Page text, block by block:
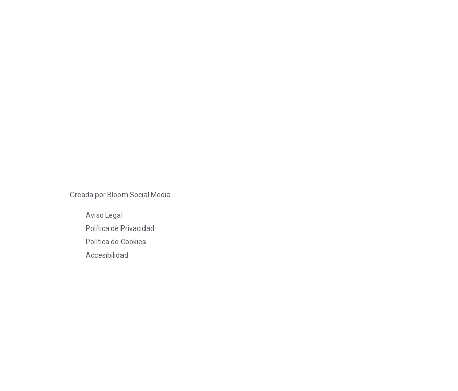
Creada por Bloom Social Media
Aviso Legal
Política de Privacidad
Política de Cookies
Accesibilidad